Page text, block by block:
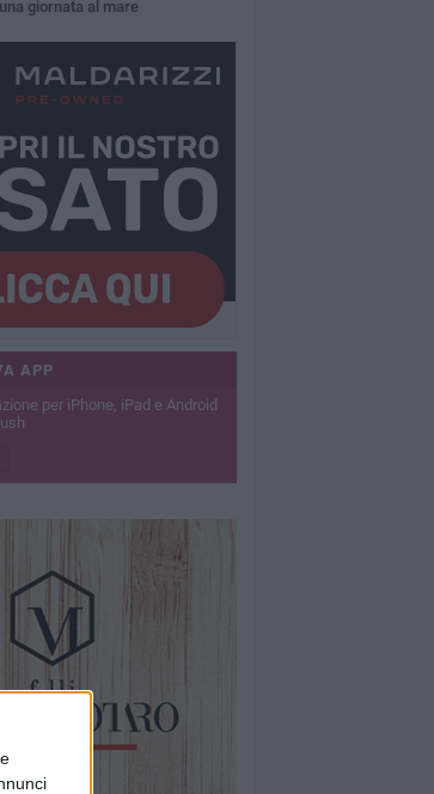
giornata al mare
APP
per iPhone, iPad e Android